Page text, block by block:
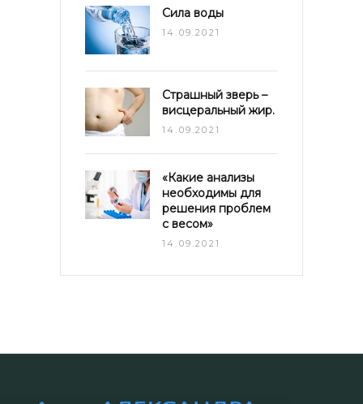
Сила воды
14.09.2021
Страшный зверь –
висцеральный жир.
14.09.2021
«Какие анализы
необходимы для
решения проблем
с весом»
14.09.2021